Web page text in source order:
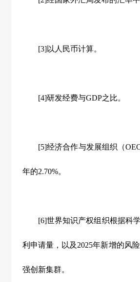
[3]以人民币计算。
[4]研发经费与GDP之比。
[5]经济合作与发展组织（
年的2.70%。
[6]世界知识产权组织根据科学
利申请量，以及2025年新增的风
强创新集群。